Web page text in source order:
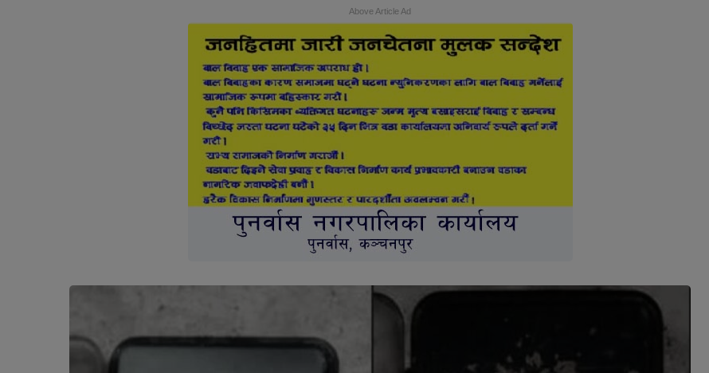
Above Article Ad